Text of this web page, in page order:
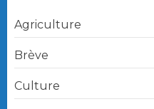
Agriculture
Brève
Culture